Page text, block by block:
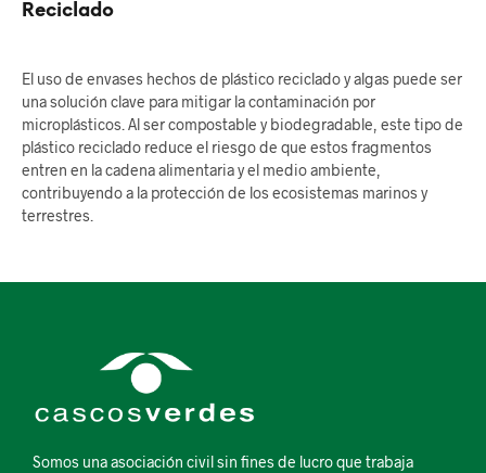
Reciclado
El uso de envases hechos de plástico reciclado y algas puede ser
una solución clave para mitigar la contaminación por
microplásticos. Al ser compostable y biodegradable, este tipo de
plástico reciclado reduce el riesgo de que estos fragmentos
entren en la cadena alimentaria y el medio ambiente,
contribuyendo a la protección de los ecosistemas marinos y
terrestres.
Somos una asociación civil sin fines de lucro que trabaja